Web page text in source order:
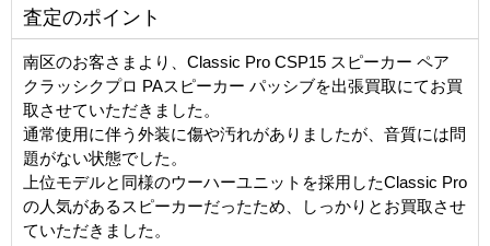
査定のポイント
南区のお客さまより、Classic Pro CSP15 スピーカー ペア
クラッシクプロ PAスピーカー パッシブを出張買取にてお買
取させていただきました。
通常使用に伴う外装に傷や汚れがありましたが、音質には問
題がない状態でした。
上位モデルと同様のウーハーユニットを採用したClassic Pro
の人気があるスピーカーだったため、しっかりとお買取させ
ていただきました。